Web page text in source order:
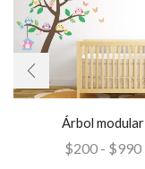
Árbol modular
$200 - $990